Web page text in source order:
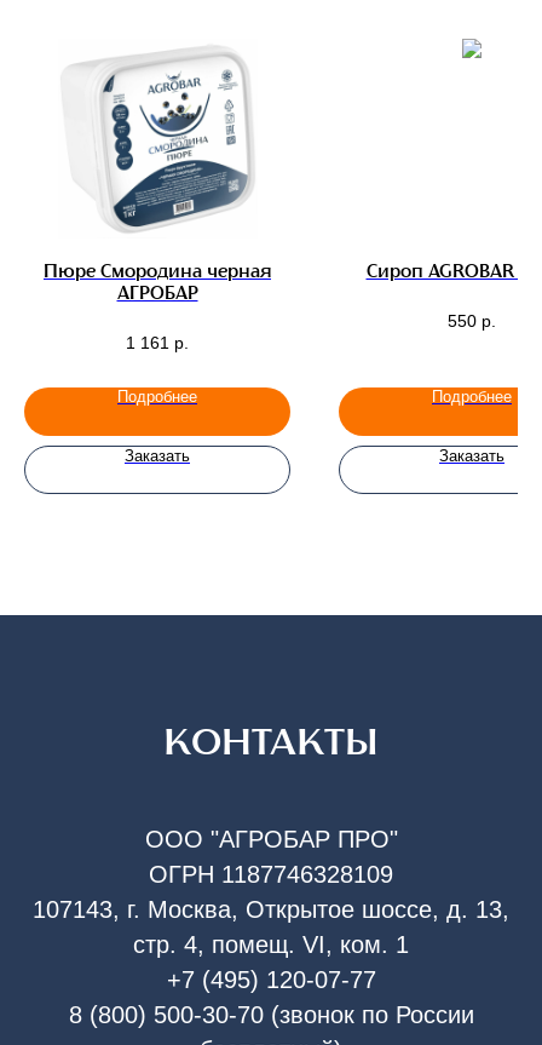
Пюре Смородина черная
АГРОБАР
1 161 р.
Подробнее
Заказать
Сироп AGROBAR
550 р.
Подробнее
Заказать
КОНТАКТЫ
ООО "АГРОБАР ПРО"
ОГРН 1187746328109
107143, г. Москва, Открытое шоссе, д. 13,
стр. 4, помещ. VI, ком. 1
+7 (495) 120-07-77
8 (800) 500-30-70 (звонок по России